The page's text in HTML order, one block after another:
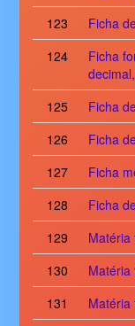
123
Ficha
124
Ficha
125
Ficha
126
Ficha
127
Ficha
128
Ficha
129
Matéria
130
Matéria
131
Matéria